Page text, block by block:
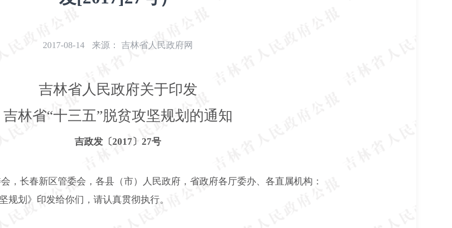
2017-08-14 来源： 吉林省人民政府网
吉林省人民政府关于印发
吉林省“十三五”脱贫攻坚规划的通知
吉政发〔2017〕27号
，长春新区管委会，各县（市）人民政府，省政府各厅委办、各直属机构：
规划》印发给你们，请认真贯彻执行。